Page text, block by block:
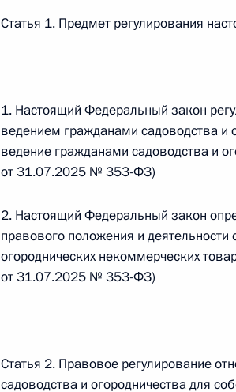
Федеральный закон от
О внесении изменения в статью 2
и добровольчестве (волонтерстве)»
Федеральный закон от
Статья 1. Предмет регулирования
1. Настоящий Федеральный закон
ведением гражданами садоводства и
ведение гражданами садоводства и
от 31.07.2025 № 353-ФЗ)
2. Настоящий Федеральный закон
правового положения и
огороднических некоммерческих
от 31.07.2025 № 353-ФЗ)
Статья 2. Правовое регулирование
садоводства и огородничества для